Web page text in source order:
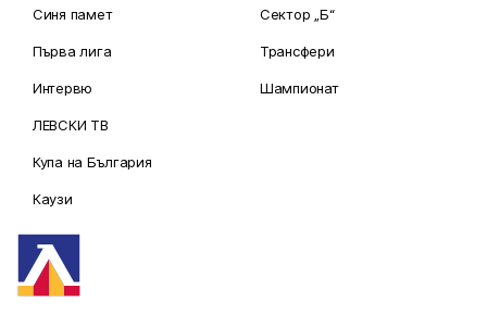
Синя памет
Първа лига
Интервю
ЛЕВСКИ ТВ
Купа на България
Каузи
Сектор „Б“
Трансфери
Шампионат